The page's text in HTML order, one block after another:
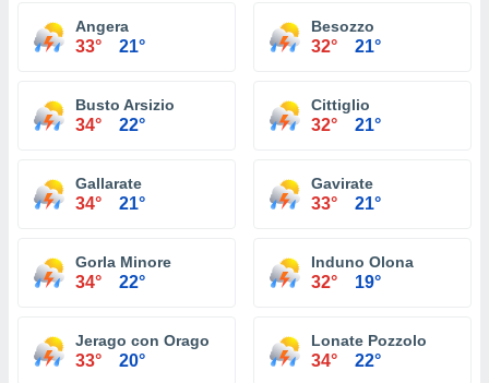
Angera
33° 21°
Besozzo
32° 21°
Busto Arsizio
34° 22°
Cittiglio
32° 21°
Gallarate
34° 21°
Gavirate
33° 21°
Gorla Minore
34° 22°
Induno Olona
32° 19°
Jerago con Orago
33° 20°
Lonate Pozzolo
34° 22°